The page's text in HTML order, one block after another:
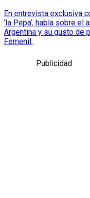
En entrevista exclusiva
‘la Pepa’, habla sobre
Argentina y su gusto de
Femenil.
Publicidad